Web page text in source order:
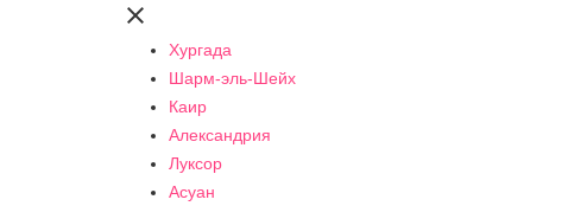

Хургада
Шарм-эль-Шейх
Каир
Александрия
Луксор
Асуан